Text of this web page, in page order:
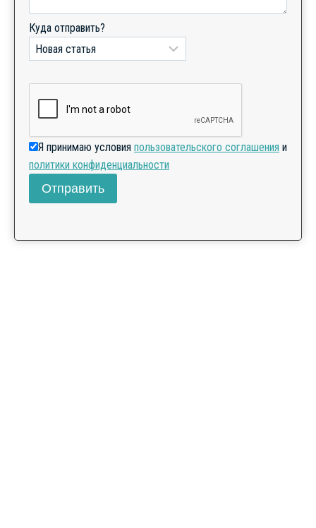
Куда отправить?
Я принимаю условия пользовательского соглашения и
политики конфиденциальности